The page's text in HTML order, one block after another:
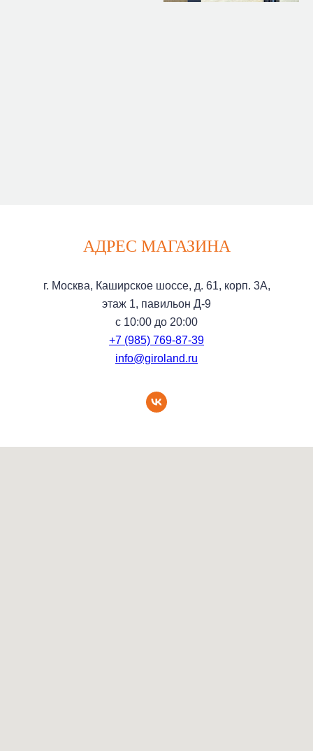
АДРЕС МАГАЗИНА
г. Москва, Каширское шоссе, д. 61, корп. 3А,
этаж 1, павильон Д-9
с 10:00 до 20:00
+7 (985) 769-87-39
info@giroland.ru